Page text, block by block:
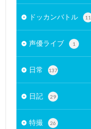
ドッカンバトル 11
声優ライブ 1
日常 137
日記 29
特撮 26